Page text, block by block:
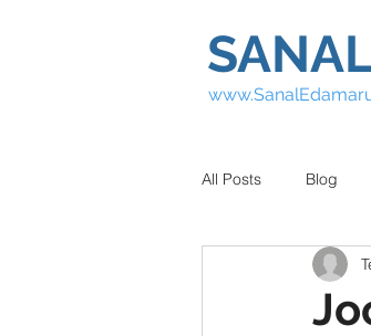
All Posts Blog